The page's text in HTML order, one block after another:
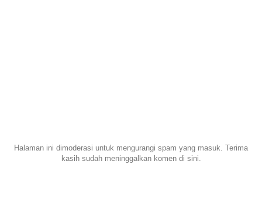
Halaman ini dimoderasi untuk mengurangi spam yang masuk. Terima
kasih sudah meninggalkan komen di sini.